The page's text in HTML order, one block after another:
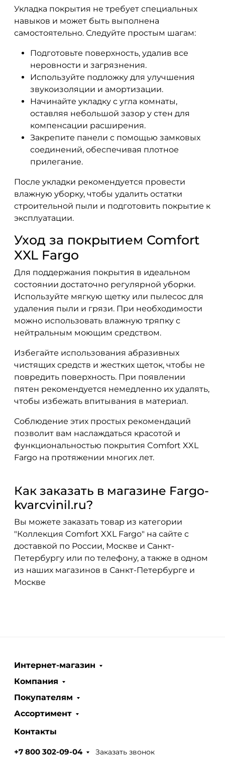
Укладка покрытия не требует специальных
навыков и может быть выполнена
самостоятельно. Следуйте простым шагам:
Подготовьте поверхность, удалив все
неровности и загрязнения.
Используйте подложку для улучшения
звукоизоляции и амортизации.
Начинайте укладку с угла комнаты,
оставляя небольшой зазор у стен для
компенсации расширения.
Закрепите панели с помощью замковых
соединений, обеспечивая плотное
прилегание.
После укладки рекомендуется провести
влажную уборку, чтобы удалить остатки
строительной пыли и подготовить покрытие к
эксплуатации.
Уход за покрытием Comfort
XXL Fargo
Для поддержания покрытия в идеальном
состоянии достаточно регулярной уборки.
Используйте мягкую щетку или пылесос для
удаления пыли и грязи. При необходимости
можно использовать влажную тряпку с
нейтральным моющим средством.
Избегайте использования абразивных
чистящих средств и жестких щеток, чтобы не
повредить поверхность. При появлении
пятен рекомендуется немедленно их удалять,
чтобы избежать впитывания в материал.
Соблюдение этих простых рекомендаций
позволит вам наслаждаться красотой и
функциональностью покрытия Comfort XXL
Fargo на протяжении многих лет.
Как заказать в магазине Fargo-
kvarcvinil.ru?
Вы можете заказать товар из категории
"Коллекция Comfort XXL Fargo" на сайте с
доставкой по России, Москве и Санкт-
Петербургу или по телефону, а также в одном
из наших магазинов в Санкт-Петербурге и
Москве
Интернет-магазин
Компания
Покупателям
Ассортимент
Контакты
+7 800 302-09-04 Заказать звонок